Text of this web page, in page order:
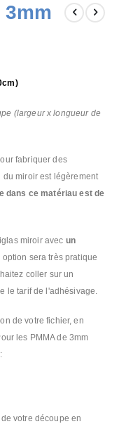
3mm
(largeur x longueur de
fabriquer des
miroir est légèrement
dans ce matériau est de
miroir avec un
option sera très pratique
coller sur un
le tarif de l'adhésivage.
de votre fichier, en
les PMMA de 3mm
votre découpe en